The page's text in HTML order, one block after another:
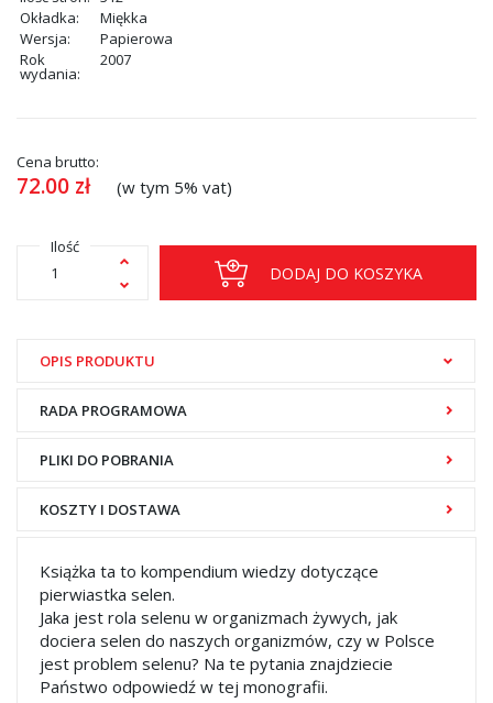
Okładka:
Miękka
Wersja:
Papierowa
Rok
wydania:
2007
Cena brutto:
72.00 zł (w tym 5% vat)
Ilość
DODAJ DO KOSZYKA
OPIS PRODUKTU
RADA PROGRAMOWA
PLIKI DO POBRANIA
KOSZTY I DOSTAWA
Książka ta to kompendium wiedzy dotyczące
pierwiastka selen.
Jaka jest rola selenu w organizmach żywych, jak
dociera selen do naszych organizmów, czy w Polsce
jest problem selenu? Na te pytania znajdziecie
Państwo odpowiedź w tej monografii.